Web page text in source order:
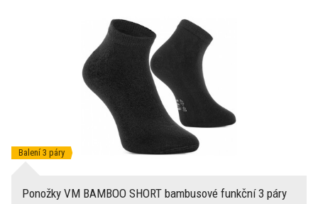
Balení 3 páry
Ponožky VM BAMBOO SHORT bambusové funkční 3 páry